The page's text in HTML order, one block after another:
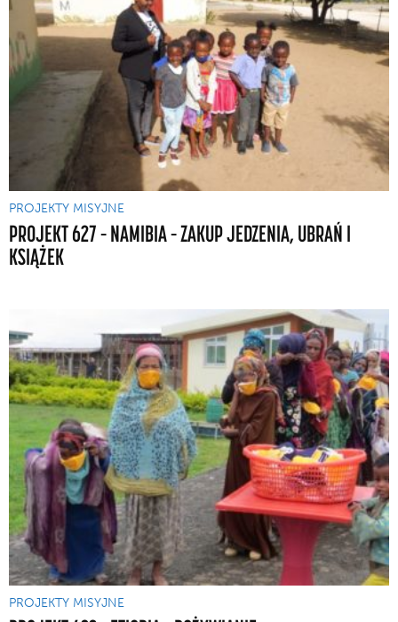
PROJEKTY MISYJNE
PROJEKT 627 – NAMIBIA – ZAKUP JEDZENIA, UBRAŃ I
KSIĄŻEK
PROJEKTY MISYJNE